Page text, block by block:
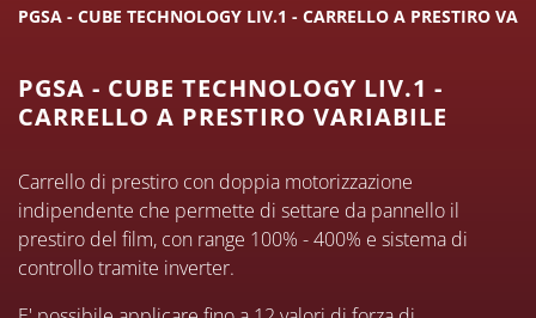
PGSA - CUBE TECHNOLOGY LIV.1 - CARRELLO A PRESTIRO
PGSA - CUBE TECHNOLOGY LIV.1 -
CARRELLO A PRESTIRO VARIABILE
Carrello di prestiro con doppia motorizzazione
indipendente che permette di settare da pannello il
prestiro del film, con range 100% - 400% e sistema di
controllo tramite inverter.